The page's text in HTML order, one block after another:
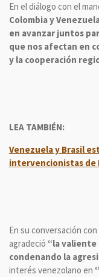
En el diálogo con el
Colombia y
en avanzar juntos
que nos afectan en
y la cooperación
LEA TAMBIÉN:
Venezuela y Brasil
intervencionistas de
En su conversación
agradeció “la valiente
condenando la
interés venezolano en